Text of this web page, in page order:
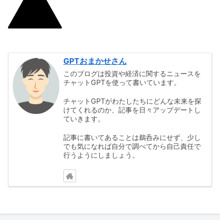
GPTおまかせさん
このブログは投資や経済に関するニュースを
チャットGPTを使って書いています。
チャットGPTがわたしたちにどんな未来を探
けてくれるのか、記事を日々アップデートし
ていきます。
記事に書いてあることは鵜呑みにせず、少し
でも気になれば自分で調べてから自己責任で
行うようにしましょう。